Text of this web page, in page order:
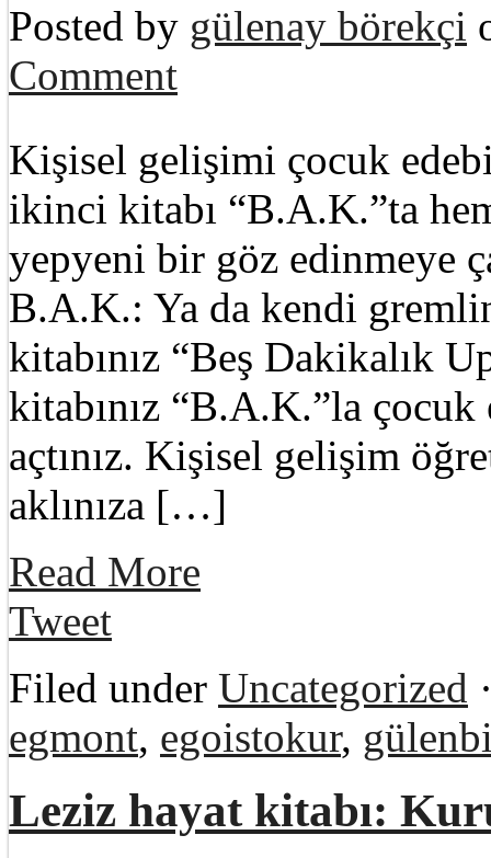
Posted by gülenay börekçi
Comment
Kişisel gelişimi çocuk
ikinci kitabı “B.A.K.”ta
yepyeni bir göz edinmeye
B.A.K.: Ya da kendi
kitabınız “Beş Dakikalık
kitabınız “B.A.K.”la
açtınız. Kişisel gelişim
aklınıza […]
Read More
Tweet
Filed under Uncategorized
egmont, egoistokur,
Leziz hayat kitabı: